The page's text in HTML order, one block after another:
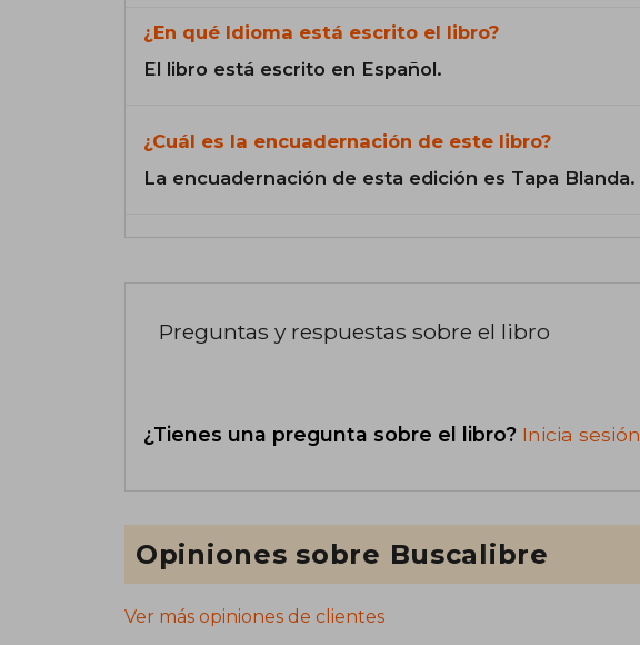
¿En qué Idioma está escrito el libro?
El libro está escrito en Español.
¿Cuál es la encuadernación de este libro?
La encuadernación de esta edición es Tapa Blanda.
Preguntas y respuestas sobre el libro
¿Tienes una pregunta sobre el libro? Inicia sesión
Opiniones sobre Buscalibre
Ver más opiniones de clientes